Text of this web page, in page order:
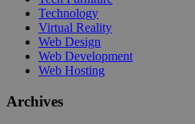
Technology
Virtual Reality
Web Design
Web Development
Web Hosting
Archives